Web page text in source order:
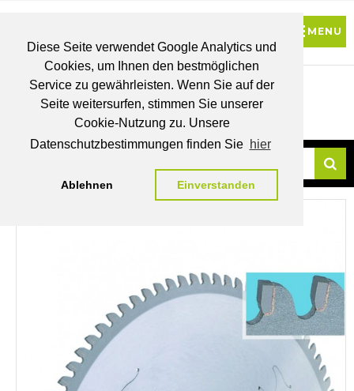
Diese Seite verwendet Google Analytics und
Cookies, um Ihnen den bestmöglichen
Service zu gewährleisten. Wenn Sie auf der
Seite weitersurfen, stimmen Sie unserer
Cookie-Nutzung zu. Unsere
Datenschutzbestimmungen finden Sie hier
Ablehnen Einverstanden
BRUTTO
PREISE
MEIN
WUNSCHLISTE